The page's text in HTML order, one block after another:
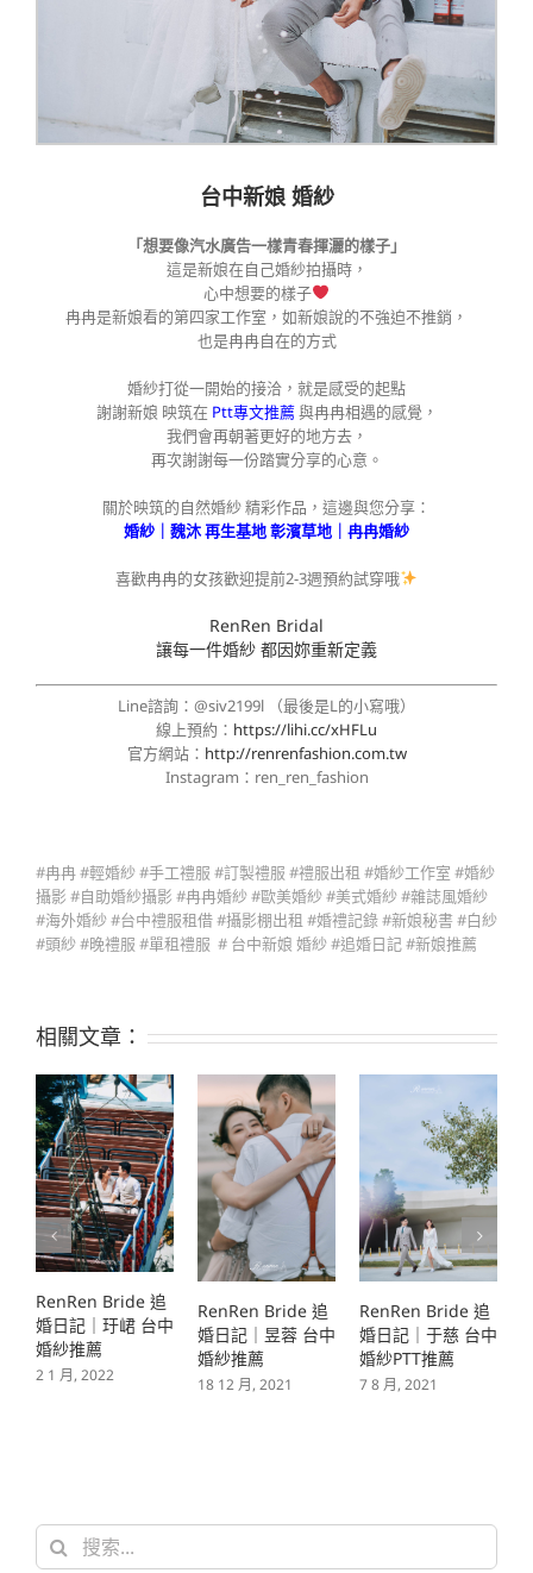
台中新娘 婚紗
「想要像汽水廣告一樣青春揮灑的樣子」
這是新娘在自己婚紗拍攝時，
心中想要的樣子
冉冉是新娘看的第四家工作室，如新娘說的不強迫不推銷，
也是冉冉自在的方式
婚紗打從一開始的接洽，就是感受的起點
謝謝新娘 映筑在 Ptt專文推薦與冉冉相遇的感覺，
我們會再朝著更好的地方去，
再次謝謝每一份踏實分享的心意。
關於映筑的自然婚紗 精彩作品，這邊與您分享：
婚紗｜魏沐 再生基地 彰濱草地｜冉冉婚紗
喜歡冉冉的女孩歡迎提前2-3週預約試穿哦
RenRen Bridal
讓每一件婚紗 都因妳重新定義
Line諮詢：@siv2199l （最後是L的小寫哦）
線上預約： https://lihi.cc/xHFLu
官方網站： http://renrenfashion.com.tw
Instagram：ren_ren_fashion
#冉冉 #輕婚紗 #手工禮服 #訂製禮服 #禮服出租 #婚紗工作室 #婚紗
攝影 #自助婚紗攝影 #冉冉婚紗 #歐美婚紗 #美式婚紗 #雜誌風婚紗
#海外婚紗 #台中禮服租借 #攝影棚出租 #婚禮記錄 #新娘秘書 #白紗
#頭紗 #晚禮服 #單租禮服 # 台中新娘 婚紗 #追婚日記 #新娘推薦
相關文章：
RenRen Bride 追
婚日記｜玗峮 台中
婚紗推薦
2 1 月, 2022
RenRen Bride 追
婚日記｜昱蓉 台中
婚紗推薦
18 12 月, 2021
RenRen Bride 追
婚日記｜于慈 台中
婚紗PTT推薦
7 8 月, 2021
搜